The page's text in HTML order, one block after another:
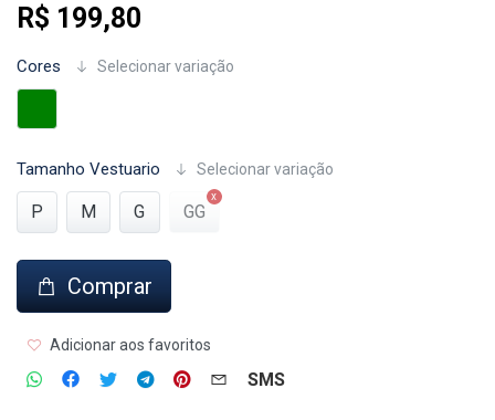
R$ 199,80
Cores Selecionar variação
Tamanho Vestuario Selecionar variação
P M G GG
Comprar
Adicionar aos favoritos
SMS